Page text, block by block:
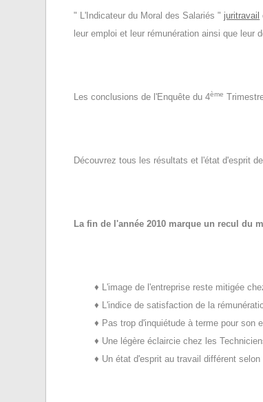
" L'Indicateur du Moral des Salariés " juritravail
leur emploi et leur rémunération ainsi que leur
Les conclusions de l'Enquête du 4ème
Découvrez tous les résultats et l'état d'esprit
La fin de l'année 2010 marque un recul du
♦ L'image de l'entreprise reste mitigée
♦ L'indice de satisfaction de la
♦ Pas trop d'inquiétude à terme pour son
♦ Une légère éclaircie chez les
♦ Un état d'esprit au travail différent